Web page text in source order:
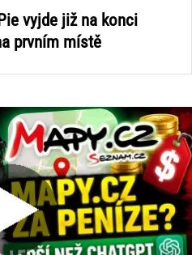
vyjde již na konci
prvním místě